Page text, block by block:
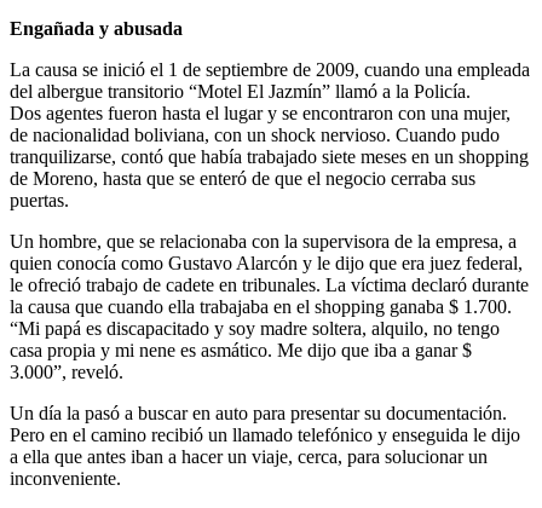
Engañada y abusada
La causa se inició el 1 de septiembre de 2009, cuando una empleada
del albergue transitorio “Motel El Jazmín” llamó a la Policía.
Dos agentes fueron hasta el lugar y se encontraron con una mujer,
de nacionalidad boliviana, con un shock nervioso. Cuando pudo
tranquilizarse, contó que había trabajado siete meses en un shopping
de Moreno, hasta que se enteró de que el negocio cerraba sus
puertas.
Un hombre, que se relacionaba con la supervisora de la empresa, a
quien conocía como Gustavo Alarcón y le dijo que era juez federal,
le ofreció trabajo de cadete en tribunales. La víctima declaró durante
la causa que cuando ella trabajaba en el shopping ganaba $ 1.700.
“Mi papá es discapacitado y soy madre soltera, alquilo, no tengo
casa propia y mi nene es asmático. Me dijo que iba a ganar $
3.000”, reveló.
Un día la pasó a buscar en auto para presentar su documentación.
Pero en el camino recibió un llamado telefónico y enseguida le dijo
a ella que antes iban a hacer un viaje, cerca, para solucionar un
inconveniente.